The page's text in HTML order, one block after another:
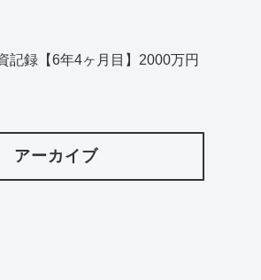
記録【6年4ヶ月目】2000万円
アーカイブ